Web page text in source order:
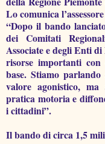
Lo comunica
“Dopo il bando
dei Comitati
Associate e degli Enti
risorse importanti
base. Stiamo
valore agonistico, ma
pratica motoria e
i cittadini”.
Il bando di circa 1,5